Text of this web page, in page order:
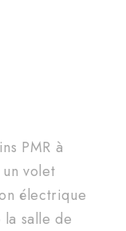
PMR à
volet
électrique
salle de